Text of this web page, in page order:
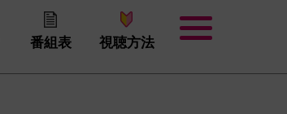
番組表 視聴方法